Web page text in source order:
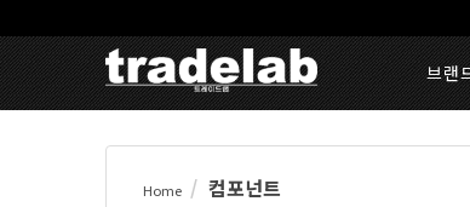
브랜
Home 컴포넌트